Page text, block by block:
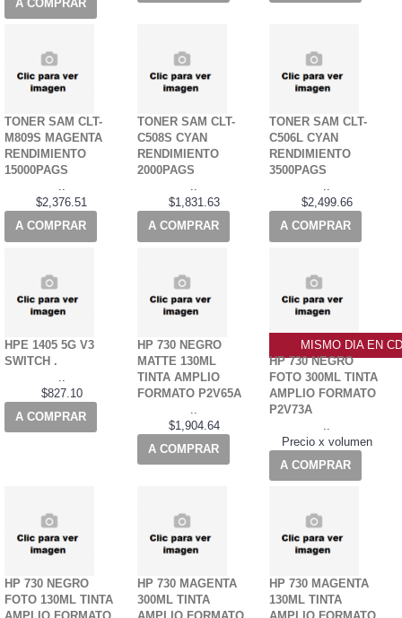
A COMPRAR
TONER SAM CLT-
M809S MAGENTA
RENDIMIENTO
15000PAGS
..
$2,376.51
A COMPRAR
TONER SAM CLT-
C508S CYAN
RENDIMIENTO
2000PAGS
..
$1,831.63
A COMPRAR
TONER SAM CLT-
C506L CYAN
RENDIMIENTO
3500PAGS
..
$2,499.66
A COMPRAR
HPE 1405 5G V3
SWITCH .
$827.10
A COMPRAR
HP 730 NEGRO
MATTE 130ML
TINTA AMPLIO
FORMATO P2V65A
$1,904.64
A COMPRAR
MISMO DIA EN
HP 730 NEGRO
FOTO 300ML TINTA
AMPLIO FORMATO
P2V73A
Precio x volumen
A COMPRAR
HP 730 NEGRO
FOTO 130ML TINTA
HP 730 MAGENTA
300ML TINTA
HP 730 MAGENTA
130ML TINTA